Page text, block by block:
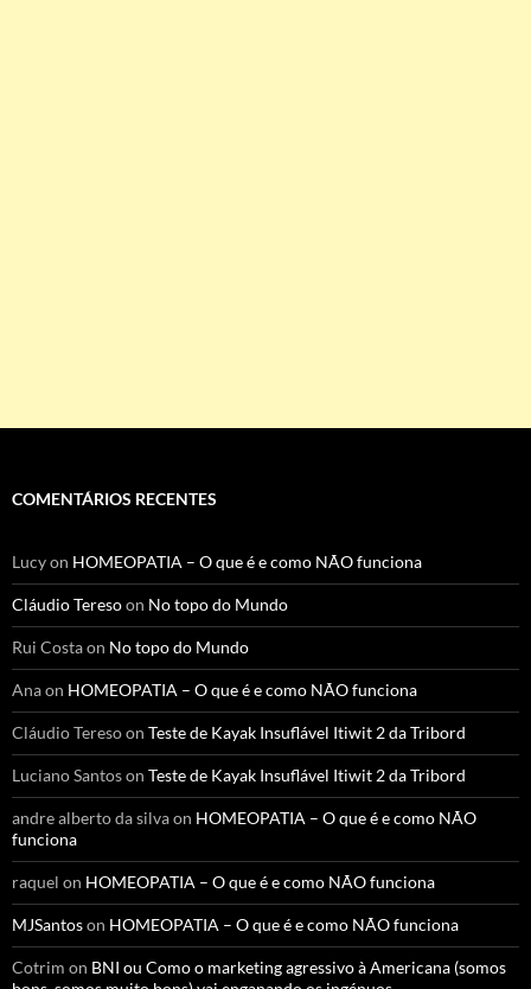
COMENTÁRIOS RECENTES
Lucyon HOMEOPATIA – O que é e como NÃO funciona
Cláudio Teresoon No topo do Mundo
Rui Costaon No topo do Mundo
Anaon HOMEOPATIA – O que é e como NÃO funciona
Cláudio Teresoon Teste de Kayak Insuflável Itiwit 2 da Tribord
Luciano Santoson Teste de Kayak Insuflável Itiwit 2 da Tribord
andre alberto da silvaon HOMEOPATIA – O que é e como NÃO
funciona
raquel on HOMEOPATIA – O que é e como NÃO funciona
MJSantoson HOMEOPATIA – O que é e como NÃO funciona
Cotrim on BNI ou Como o marketing agressivo à Americana (somos